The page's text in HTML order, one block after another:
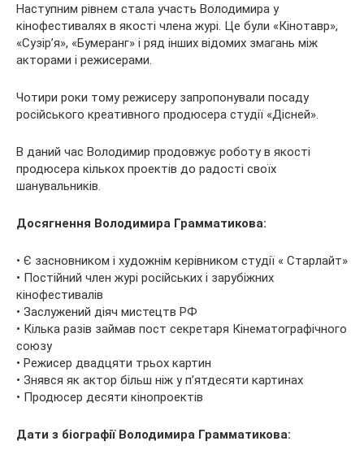
Наступним рівнем стала участь Володимира у
кінофестивалях в якості члена журі. Це були «Кінотавр»,
«Сузір’я», «Бумеранг» і ряд інших відомих змагань між
акторами і режисерами.
Чотири роки тому режисеру запропонували посаду
російського креативного продюсера студії «Дісней».
В даний час Володимир продовжує роботу в якості
продюсера кількох проектів до радості своїх
шанувальників.
Досягнення Володимира Грамматикова:
• Є засновником і художнім керівником студії « Старлайт»
• Постійний член журі російських і зарубіжних
кінофестивалів
• Заслужений діяч мистецтв РФ
• Кілька разів займав пост секретаря Кінематографічного
союзу
• Режисер двадцяти трьох картин
• Знявся як актор більш ніж у п’ятдесяти картинах
• Продюсер десяти кінопроектів
Дати з біографії Володимира Грамматикова: